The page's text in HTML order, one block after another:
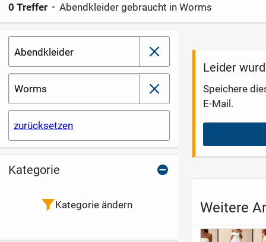
Abendkleider schließen
Worms schließen
zurücksetzen
0 Treffer Abendkleider gebraucht in Worms
Leider
Speichere
E-Mail.
Weitere
Kategorie
Kategorie ändern